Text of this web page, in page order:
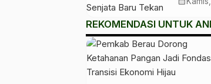
REKOMENDASI UNTUK